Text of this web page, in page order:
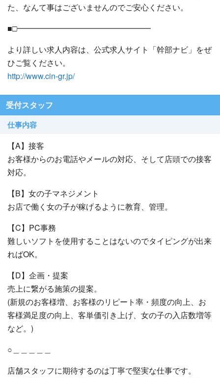
た、なんて事はございませんのでご安心ください。
■□━━━━━━━━━━━━━━━━━
より詳しい求人内容は、公式求人サイト「幹部ナビ」をぜ
ひご覧ください。
http://www.cin-gr.jp/
受付スタッフ
仕事内容
【A】接客
お客様からのお電話やメールの対応、そして店頭での接客
対応。
【B】女の子マネジメント
お店で働く女の子が稼げるように教育、管理。
【C】PC事務
難しいソフトを使用することはないのでタイピングが出来
ればOK。
【D】企画・提案
売上に繋がる施策の提案。
(新規のお客様増、お客様のリピート率・頻度の向上、お
客様満足度の向上、客単価引き上げ、女の子の入店数増等
など。)
○＿＿＿＿＿
店舗スタッフに期待するのは丁寧で堅実な仕事です。